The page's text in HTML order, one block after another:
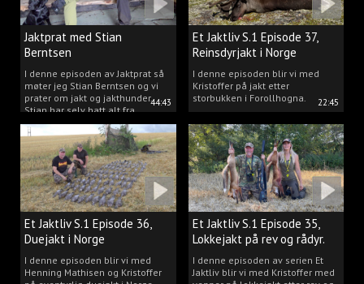
44:43
Jaktprat med Stian
Berntsen
I denne episoden av Jaktprat så
møter jeg Stian Berntsen og vi
prater om jakt og jakthunder.
Stian har selv hatt alt fra
støvere, til elghunder,
rådyrhunder, spetser, apportører
og stående fuglehunder.
22:45
Et Jaktliv S.1 Episode 37,
Reinsdyrjakt i Norge
I denne episoden blir vi med
Kristoffer på jakt etter
storbukken i Forollhogna.
Et Jaktliv S.1 Episode 36,
Duejakt i Norge
I denne episoden blir vi med
Henning Mathisen og Kristoffer
Et Jaktliv S.1 Episode 35,
Lokkejakt på rev og rådyr.
I denne episoden av serien Et
Jaktliv blir vi med Kristoffer med